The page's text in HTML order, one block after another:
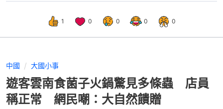
1 0 0 0 0
中國 大國小事
遊客雲南食菌子火鍋驚見多條蟲 店員
稱正常 網民嘲：大自然饋贈